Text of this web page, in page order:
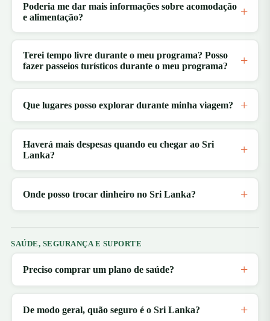
Poderia me dar mais informações sobre acomodação
e alimentação?
Terei tempo livre durante o meu programa? Posso
fazer passeios turísticos durante o meu programa?
Que lugares posso explorar durante minha viagem?
Haverá mais despesas quando eu chegar ao Sri
Lanka?
Onde posso trocar dinheiro no Sri Lanka?
SAÚDE, SEGURANÇA E SUPORTE
Preciso comprar um plano de saúde?
De modo geral, quão seguro é o Sri Lanka?